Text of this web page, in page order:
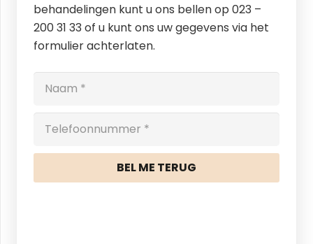
behandelingen kunt u ons bellen op 023 –
200 31 33 of u kunt ons uw gegevens via het
formulier achterlaten.
BEL ME TERUG